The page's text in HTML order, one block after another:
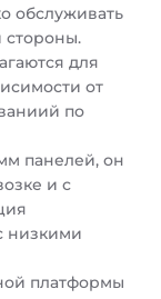
обслуживать
стороны.
для
от
по
панелей, он
и с
низкими
платформы